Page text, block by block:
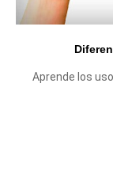
Aprende los